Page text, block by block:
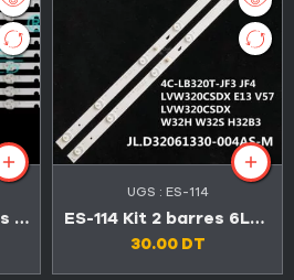
ES-3589 Kit 10 barres 6 LED Maxwell VEGA 50″
UGS : ES-114
ES-114 Kit 2 barres 6LED 3V BIOLUX LED32D1510 / SABA SBL32D1620
30.00 DT